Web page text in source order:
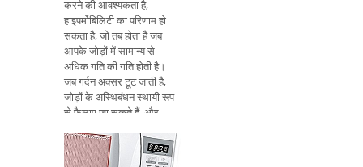
करने की आवश्यकता है,
हाइपर्मोबिलिटी का परिणाम हो
सकता है, जो तब होता है जब
आपके जोड़ों में सामान्य से
अधिक गति की गति होती है।
जब गर्दन अक्सर टूट जाती है,
जोड़ों के अस्थिबंधन स्थायी रूप
से फैलाए जा सकते हैं, और
करने का एक बड़ा खतरा होता
है। जानें कि यह क्या है, लक